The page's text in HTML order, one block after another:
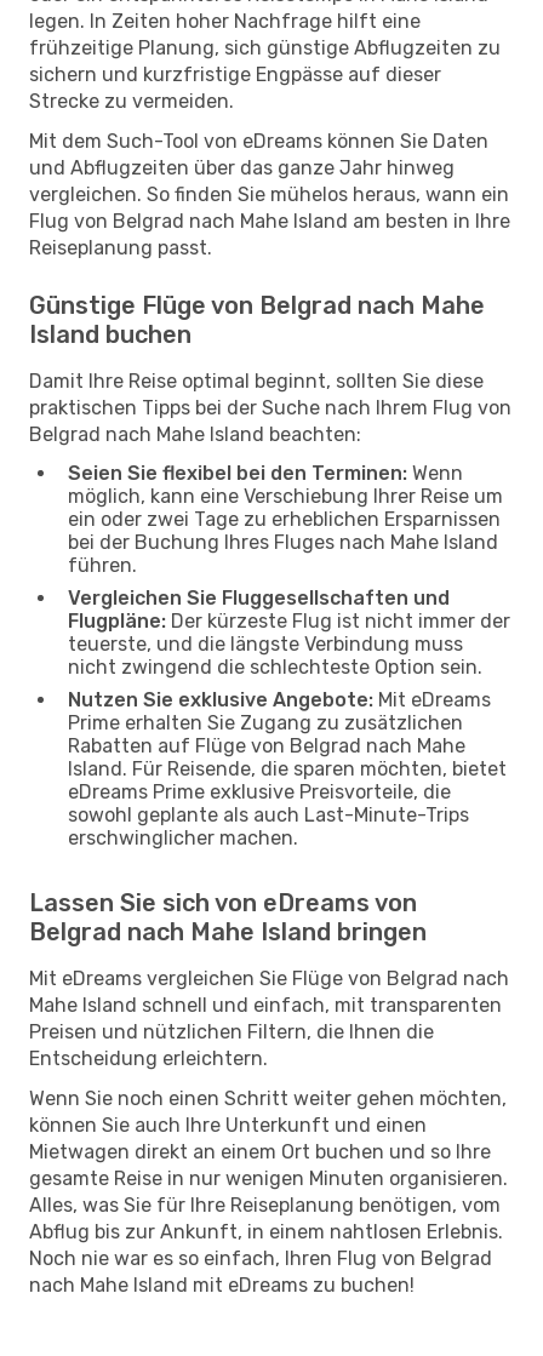
legen. In Zeiten hoher Nachfrage hilft eine
frühzeitige Planung, sich günstige Abflugzeiten zu
sichern und kurzfristige Engpässe auf dieser
Strecke zu vermeiden.
Mit dem Such-Tool von eDreams können Sie Daten
und Abflugzeiten über das ganze Jahr hinweg
vergleichen. So finden Sie mühelos heraus, wann ein
Flug von Belgrad nach Mahe Island am besten in Ihre
Reiseplanung passt.
Günstige Flüge von Belgrad nach Mahe
Island buchen
Damit Ihre Reise optimal beginnt, sollten Sie diese
praktischen Tipps bei der Suche nach Ihrem Flug von
Belgrad nach Mahe Island beachten:
Seien Sie flexibel bei den Terminen: Wenn
möglich, kann eine Verschiebung Ihrer Reise um
ein oder zwei Tage zu erheblichen Ersparnissen
bei der Buchung Ihres Fluges nach Mahe Island
führen.
Vergleichen Sie Fluggesellschaften und
Flugpläne: Der kürzeste Flug ist nicht immer der
teuerste, und die längste Verbindung muss
nicht zwingend die schlechteste Option sein.
Nutzen Sie exklusive Angebote: Mit eDreams
Prime erhalten Sie Zugang zu zusätzlichen
Rabatten auf Flüge von Belgrad nach Mahe
Island. Für Reisende, die sparen möchten, bietet
eDreams Prime exklusive Preisvorteile, die
sowohl geplante als auch Last-Minute-Trips
erschwinglicher machen.
Lassen Sie sich von eDreams von
Belgrad nach Mahe Island bringen
Mit eDreams vergleichen Sie Flüge von Belgrad nach
Mahe Island schnell und einfach, mit transparenten
Preisen und nützlichen Filtern, die Ihnen die
Entscheidung erleichtern.
Wenn Sie noch einen Schritt weiter gehen möchten,
können Sie auch Ihre Unterkunft und einen
Mietwagen direkt an einem Ort buchen und so Ihre
gesamte Reise in nur wenigen Minuten organisieren.
Alles, was Sie für Ihre Reiseplanung benötigen, vom
Abflug bis zur Ankunft, in einem nahtlosen Erlebnis.
Noch nie war es so einfach, Ihren Flug von Belgrad
nach Mahe Island mit eDreams zu buchen!